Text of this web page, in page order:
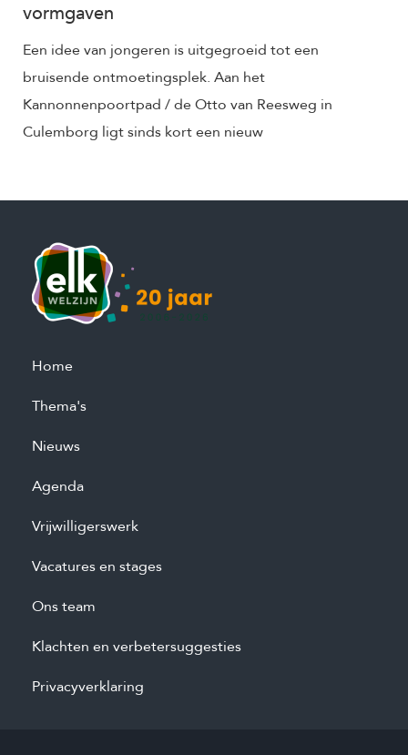
vormgaven
Een idee van jongeren is uitgegroeid tot een
bruisende ontmoetingsplek. Aan het
Kannonnenpoortpad / de Otto van Reesweg in
Culemborg ligt sinds kort een nieuw
Home
Thema's
Nieuws
Agenda
Vrijwilligerswerk
Vacatures en stages
Ons team
Klachten en verbetersuggesties
Privacyverklaring